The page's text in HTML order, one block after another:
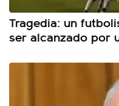
Tragedia: un
ser alcanzado por